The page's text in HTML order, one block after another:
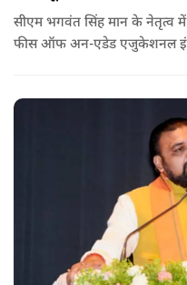
सीएम भगवंत सिंह मान के नेतृत्व
फीस ऑफ अन-एडेड एजुकेशनल
अन्य प्रस्तावों को भी मंजूरी दी गई है.